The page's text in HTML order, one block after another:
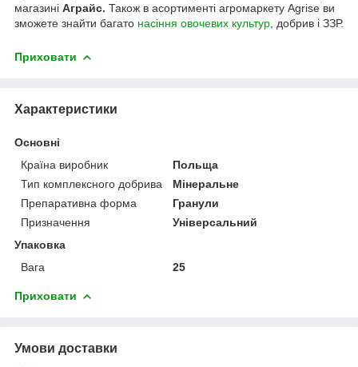
магазині Аграйс. Також в асортименті агромаркету Agrise ви
зможете знайти багато насіння овочевих культур , добрив і ЗЗР.
Приховати
Характеристики
Основні
Країна виробник
Польща
Тип комплексного добрива
Мінеральне
Препаративна форма
Гранули
Призначення
Універсальний
Упаковка
Вага
25
Приховати
Умови доставки